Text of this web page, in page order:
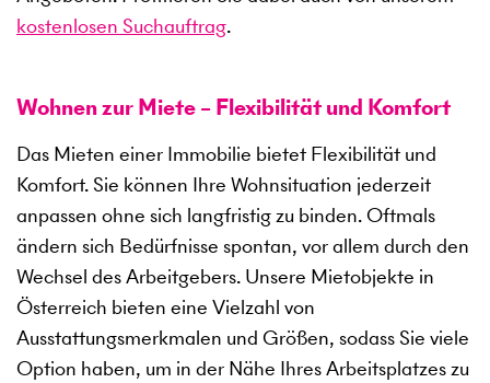
kostenlosen Suchauftrag.
Wohnen zur Miete – Flexibilität und Komfort
Das Mieten einer Immobilie bietet Flexibilität und
Komfort. Sie können Ihre Wohnsituation jederzeit
anpassen ohne sich langfristig zu binden. Oftmals
ändern sich Bedürfnisse spontan, vor allem durch den
Wechsel des Arbeitgebers. Unsere Mietobjekte in
Österreich bieten eine Vielzahl von
Ausstattungsmerkmalen und Größen, sodass Sie viele
Option haben, um in der Nähe Ihres Arbeitsplatzes zu